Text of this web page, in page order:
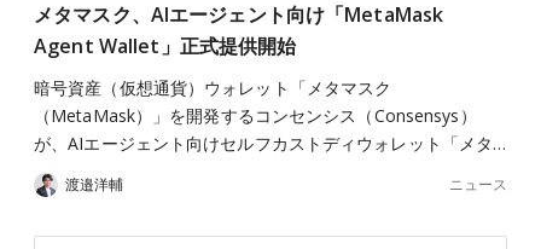
メタマスク、AIエージェント向け「MetaMask
Agent Wallet」正式提供開始
暗号資産（仮想通貨）ウォレット「メタマスク
（MetaMask）」を開発するコンセンシス（Consensys）
が、AIエージェント向けセルフカストディウォレット「メタ…
渡邉洋輔 ニュース